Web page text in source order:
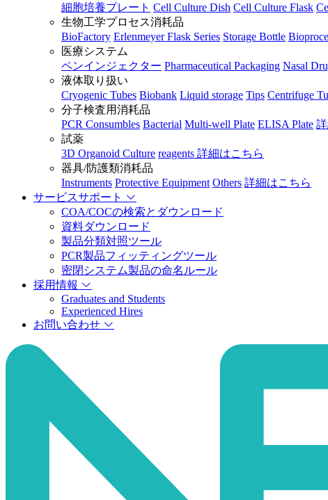
細胞培養プレート Cell Culture Dish Cell Culture Flask
生物工学プロセス消耗品
BioFactory Erlenmeyer Flask Series Storage Bottle
医療システム
ペンインジェクター Pharmaceutical Packaging Nasal
液体取り扱い
Cryogenic Tubes Biobank Liquid storage Tips Centrifuge
分子検査用消耗品
PCR Consumbles Bacterial Multi-well Plate ELISA Plate
試薬
3D Organoid Culture reagents 詳細はこちら
器具/防護類消耗品
Instruments Protective Equipment Others 詳細はこちら
サービスサポート
COA/COCの検索とダウンロード
資料ダウンロード
製品分類対照ツール
PCR製品フィッティングツール
密閉システム製品の命名ルール
採用情報
Graduates and Students
Experienced Hires
お問い合わせ